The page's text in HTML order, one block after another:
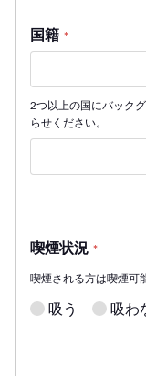
国籍 *
2つ以上の国にバック
らせください。
喫煙状況 *
喫煙される方は喫煙可
吸う 吸わ